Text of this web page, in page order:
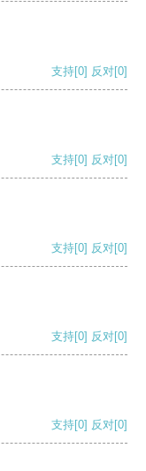
支持[0] 反对[0]
支持[0] 反对[0]
支持[0] 反对[0]
支持[0] 反对[0]
支持[0] 反对[0]